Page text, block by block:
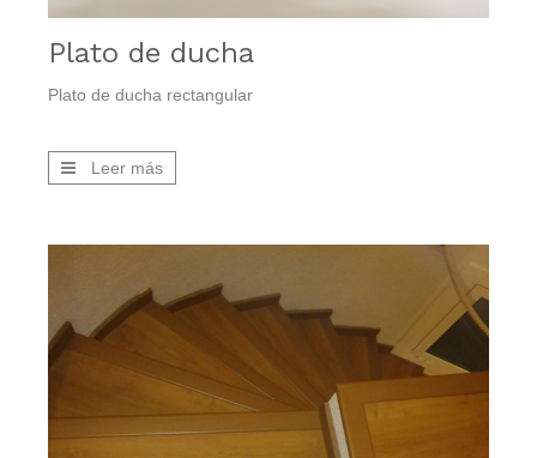
Plato de ducha
Plato de ducha rectangular
Leer más